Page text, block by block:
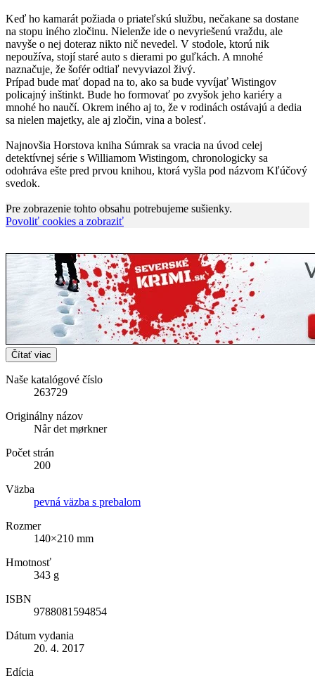
Keď ho kamarát požiada o priateľskú službu, nečakane sa dostane
na stopu iného zločinu. Nielenže ide o nevyriešenú vraždu, ale
navyše o nej doteraz nikto nič nevedel. V stodole, ktorú nik
nepoužíva, stojí staré auto s dierami po guľkách. A mnohé
naznačuje, že šofér odtiaľ nevyviazol živý.
Prípad bude mať dopad na to, ako sa bude vyvíjať Wistingov
policajný inštinkt. Bude ho formovať po zvyšok jeho kariéry a
mnohé ho naučí. Okrem iného aj to, že v rodinách ostávajú a dedia
sa nielen majetky, ale aj zločin, vina a bolesť.
Najnovšia Horstova kniha Súmrak sa vracia na úvod celej
detektívnej série s Williamom Wistingom, chronologicky sa
odohráva ešte pred prvou knihou, ktorá vyšla pod názvom Kľúčový
svedok.
Pre zobrazenie tohto obsahu potrebujeme sušienky.
Povoliť cookies a zobraziť
Čítať viac
Naše katalógové číslo
263729
Originálny názov
Når det mørkner
Počet strán
200
Väzba
pevná väzba s prebalom
Rozmer
140×210 mm
Hmotnosť
343 g
ISBN
9788081594854
Dátum vydania
20. 4. 2017
Edícia